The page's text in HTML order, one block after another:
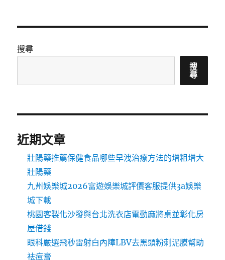
搜尋
搜
尋
近期文章
壯陽藥推薦保健食品哪些早洩治療方法的增粗增大
壯陽藥
九州娛樂城2026富遊娛樂城評價客服提供3a娛樂
城下載
桃園客製化沙發與台北洗衣店電動麻將桌並彰化房
屋借錢
眼科嚴選飛秒雷射白內障LBV去黑頭粉刺泥膜幫助
祛痘膏